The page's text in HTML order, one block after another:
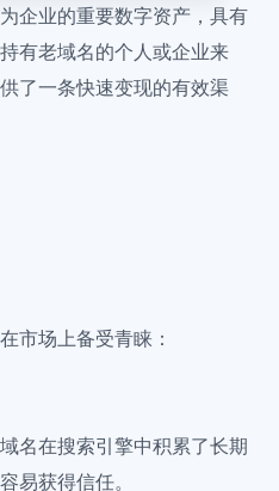
企业的重要数字资产，具有
有老域名的个人或企业来
了一条快速变现的有效渠
市场上备受青睐：
名在搜索引擎中积累了长期
易获得信任。